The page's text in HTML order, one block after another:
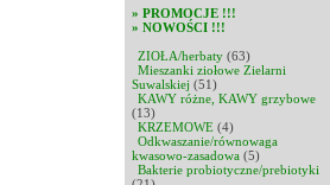
» PROMOCJE !!!
» NOWOŚCI !!!
ZIOŁA/herbaty (63)
Mieszanki ziołowe Zielarni
Suwalskiej (51)
KAWY różne, KAWY grzybowe
(13)
KRZEMOWE (4)
Odkwaszanie/równowaga
kwasowo-zasadowa (5)
Bakterie probiotyczne/prebiotyki